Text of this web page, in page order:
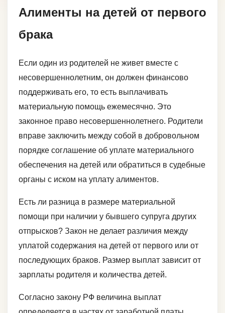
Алименты на детей от первого
брака
Если один из родителей не живет вместе с
несовершеннолетним, он должен финансово
поддерживать его, то есть выплачивать
материальную помощь ежемесячно. Это
законное право несовершеннолетнего. Родители
вправе заключить между собой в добровольном
порядке соглашение об уплате материального
обеспечения на детей или обратиться в судебные
органы с иском на уплату алиментов.
Есть ли разница в размере материальной
помощи при наличии у бывшего супруга других
отпрысков? Закон не делает различия между
уплатой содержания на детей от первого или от
последующих браков. Размер выплат зависит от
зарплаты родителя и количества детей.
Согласно закону РФ величина выплат